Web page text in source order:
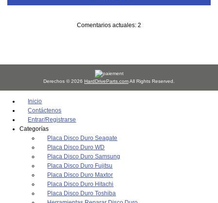
Comentarios actuales: 2
Derechos © 2026 HardDriveParts.comAll Rights Reserved.
Inicio
Contáctenos
Entrar/Registrarse
Categorías
Placa Disco Duro Seagate
Placa Disco Duro WD
Placa Disco Duro Samsung
Placa Disco Duro Fujitsu
Placa Disco Duro Maxtor
Placa Disco Duro Hitachi
Placa Disco Duro Toshiba